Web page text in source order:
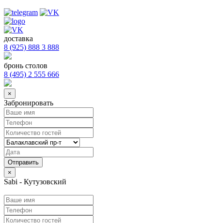
доставка
8 (925) 888 3 888
бронь столов
8 (495) 2 555 666
×
Забронировать
×
Sabi - Кутузовский